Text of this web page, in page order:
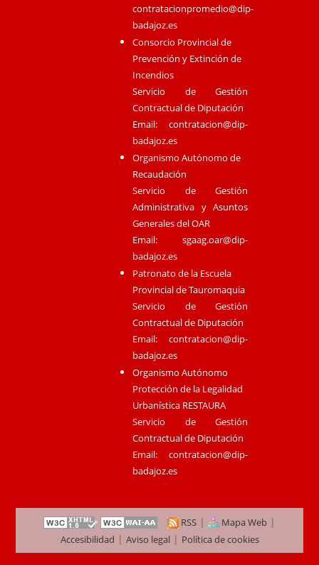
contratacionpromedio@dip-
badajoz.es
Consorcio Provincial de
Prevención y Extinción de
Incendios
Servicio de Gestión
Contractual de Diputación
Email:contratacion@dip-
badajoz.es
Organismo Autónomo de
Recaudación
Servicio de Gestión
Administrativa y Asuntos
Generales del OAR
Email:sgaag.oar@dip-
badajoz.es
Patronato de la Escuela
Provincial de Tauromaquia
Servicio de Gestión
Contractual de Diputación
Email:contratacion@dip-
badajoz.es
Organismo Autónomo
Protección de la Legalidad
Urbanística RESTAURA
Servicio de Gestión
Contractual de Diputación
Email:contratacion@dip-
badajoz.es
RSS | Mapa Web |
Accesibilidad | Aviso legal| Política de cookies